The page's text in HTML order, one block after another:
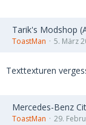
Tarik's Modshop
ToastMan 5. März
Texttexturen
Mercedes-Benz
ToastMan 29.